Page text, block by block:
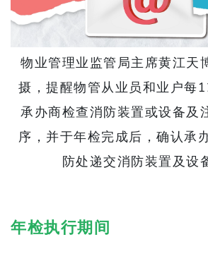
物业管理业监管局主席黄江天
摄，提醒物管从业员和业户每
承办商检查消防装置或设备及
序，并于年检完成后，确认承
防处递交消防装置及设
年检执行期间